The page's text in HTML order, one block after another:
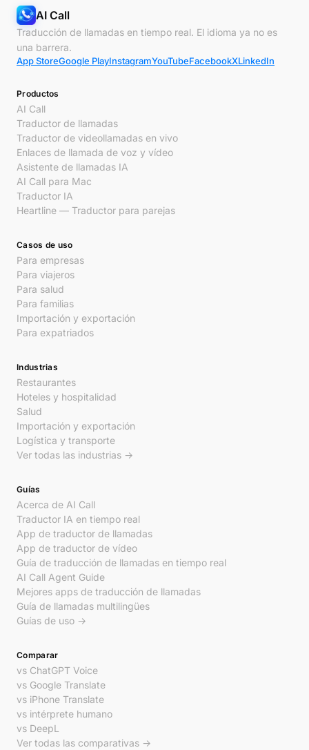
AI Call
Traducción de llamadas en tiempo real. El idioma ya no es
una barrera.
App StoreGoogle PlayInstagramYouTubeFacebookXLinkedIn
Productos
AI Call
Traductor de llamadas
Traductor de videollamadas en vivo
Enlaces de llamada de voz y vídeo
Asistente de llamadas IA
AI Call para Mac
Traductor IA
Heartline — Traductor para parejas
Casos de uso
Para empresas
Para viajeros
Para salud
Para familias
Importación y exportación
Para expatriados
Industrias
Restaurantes
Hoteles y hospitalidad
Salud
Importación y exportación
Logística y transporte
Ver todas las industrias →
Guías
Acerca de AI Call
Traductor IA en tiempo real
App de traductor de llamadas
App de traductor de vídeo
Guía de traducción de llamadas en tiempo real
AI Call Agent Guide
Mejores apps de traducción de llamadas
Guía de llamadas multilingües
Guías de uso →
Comparar
vs ChatGPT Voice
vs Google Translate
vs iPhone Translate
vs intérprete humano
vs DeepL
Ver todas las comparativas →